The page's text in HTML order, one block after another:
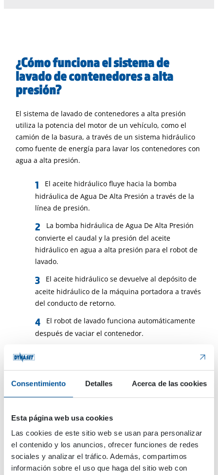
Consentimiento Detalles Acerca de las cookies
Esta página web usa cookies
Las cookies de este sitio web se usan para personalizar
el contenido y los anuncios, ofrecer funciones de redes
sociales y analizar el tráfico. Además, compartimos
información sobre el uso que haga del sitio web con
¿Cómo funciona el sistema de
lavado de contenedores a alta
presión?
El sistema de lavado de contenedores a alta presión
utiliza la potencia del motor de un vehículo, como el
camión de la basura, a través de un sistema hidráulico
como fuente de energía para lavar los contenedores con
agua a alta presión.
El aceite hidráulico fluye hacia la bomba
hidráulica de Agua De Alta Presión a través de la
línea de presión.
La bomba hidráulica de Agua De Alta Presión
convierte el caudal y la presión del aceite
hidráulico en agua a alta presión para el robot de
lavado.
El aceite hidráulico se devuelve al depósito de
aceite hidráulico de la máquina portadora a través
del conducto de retorno.
El robot de lavado funciona automáticamente
después de vaciar el contenedor.